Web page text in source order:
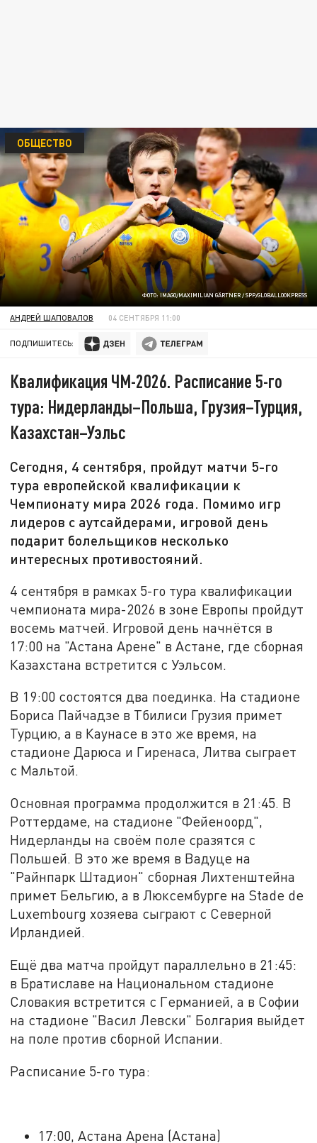
ФОТО: IMAGO/MAXIMILIAN GÄRTNER / SPP/GLOBALLOOKPRESS
ОБЩЕСТВО
АНДРЕЙ ШАПОВАЛОВ 04 СЕНТЯБРЯ 11:00
ПОДПИШИТЕСЬ:
Квалификация ЧМ-2026. Расписание 5-го
тура: Нидерланды–Польша, Грузия–Турция,
Казахстан–Уэльс
Сегодня, 4 сентября, пройдут матчи 5-го
тура европейской квалификации к
Чемпионату мира 2026 года. Помимо игр
лидеров с аутсайдерами, игровой день
подарит болельщиков несколько
интересных противостояний.
4 сентября в рамках 5-го тура квалификации
чемпионата мира-2026 в зоне Европы пройдут
восемь матчей. Игровой день начнётся в
17:00 на "Астана Арене" в Астане, где сборная
Казахстана встретится с Уэльсом.
В 19:00 состоятся два поединка. На стадионе
Бориса Пайчадзе в Тбилиси Грузия примет
Турцию, а в Каунасе в это же время, на
стадионе Дарюса и Гиренаса, Литва сыграет
с Мальтой.
Основная программа продолжится в 21:45. В
Роттердаме, на стадионе "Фейеноорд",
Нидерланды на своём поле сразятся с
Польшей. В это же время в Вадуце на
"Райнпарк Штадион" сборная Лихтенштейна
примет Бельгию, а в Люксембурге на Stade de
Luxembourg хозяева сыграют с Северной
Ирландией.
Ещё два матча пройдут параллельно в 21:45:
в Братиславе на Национальном стадионе
Словакия встретится с Германией, а в Софии
на стадионе "Васил Левски" Болгария выйдет
на поле против сборной Испании.
Расписание 5-го тура:
17:00, Астана Арена (Астана)